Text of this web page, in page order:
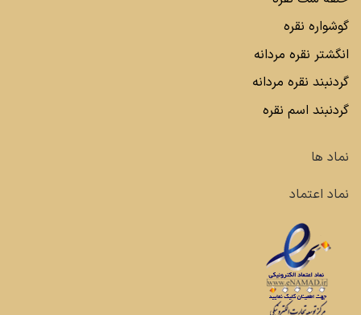
گوشواره نقره
انگشتر نقره مردانه
گردنبند نقره مردانه
گردنبند اسم نقره
نماد ها
نماد اعتماد